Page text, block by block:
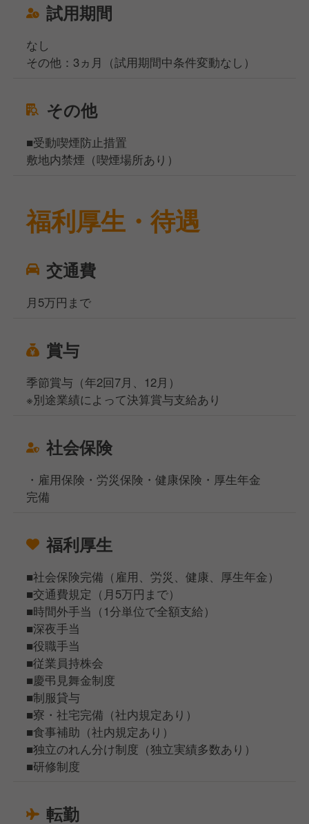
試用期間
なし
その他：3ヵ月（試用期間中条件変動なし）
その他
■受動喫煙防止措置
敷地内禁煙（喫煙場所あり）
福利厚生・待遇
交通費
月5万円まで
賞与
季節賞与（年2回7月、12月）
※別途業績によって決算賞与支給あり
社会保険
・雇用保険・労災保険・健康保険・厚生年金
完備
福利厚生
■社会保険完備（雇用、労災、健康、厚生年金）
■交通費規定（月5万円まで）
■時間外手当（1分単位で全額支給）
■深夜手当
■役職手当
■従業員持株会
■慶弔見舞金制度
■制服貸与
■寮・社宅完備（社内規定あり）
■食事補助（社内規定あり）
■独立のれん分け制度（独立実績多数あり）
■研修制度
転勤